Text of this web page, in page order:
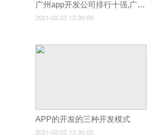
广州app开发公司排行十强,广州app开发公司排名
2021-02-23 12:30:00
APP的开发的三种开发模式
2021-02-23 13:30:00